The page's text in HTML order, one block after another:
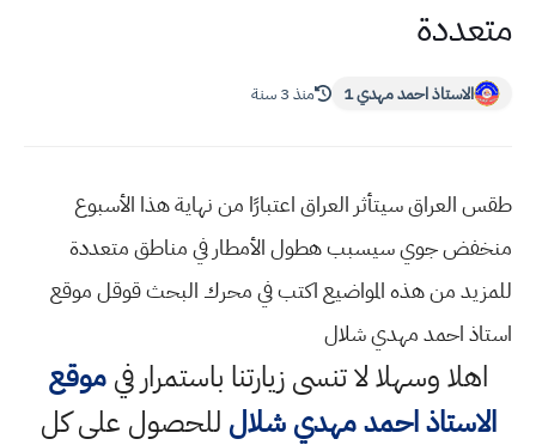
متعددة
الاستاذ احمد مهدي 1 منذ 3 سنة
طقس العراق سيتأثر العراق اعتبارًا من نهاية هذا الأسبوع
منخفض جوي سيسبب هطول الأمطار في مناطق متعددة
للمزيد من هذه المواضيع اكتب في محرك البحث قوقل موقع
استاذ احمد مهدي شلال
اهلا وسهلالا تنسى زيارتنا باستمرار فيموقع
الاستاذ احمد مهدي شلال للحصول على كل